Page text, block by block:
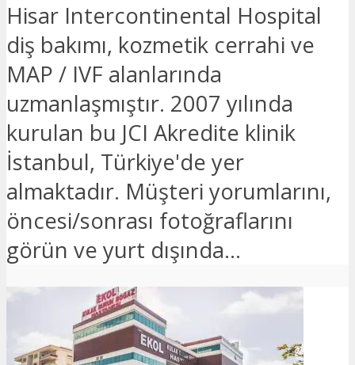
Hisar Intercontinental Hospital
diş bakımı, kozmetik cerrahi ve
MAP / IVF alanlarında
uzmanlaşmıştır. 2007 yılında
kurulan bu JCI Akredite klinik
İstanbul, Türkiye'de yer
almaktadır. Müşteri yorumlarını,
öncesi/sonrası fotoğraflarını
görün ve yurt dışında...